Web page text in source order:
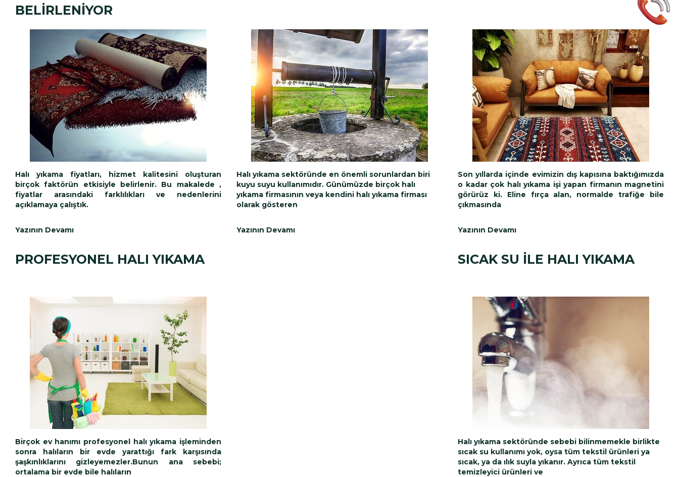
BELİRLENİYOR
Halı yıkama fiyatları, hizmet kalitesini oluşturan
birçok faktörün etkisiyle belirlenir. Bu makalede ,
fiyatlar arasındaki farklılıkları ve nedenlerini
açıklamaya çalıştık.
Yazının Devamı
Halı yıkama sektöründe en önemli sorunlardan biri
kuyu suyu kullanımıdır. Günümüzde birçok halı
yıkama firmasının veya kendini halı yıkama firması
olarak gösteren
Yazının Devamı
Son yıllarda içinde evimizin dış kapısına baktığımızda
o kadar çok halı yıkama işi yapan firmanın magnetini
görürüz ki. Eline fırça alan, normalde trafiğe bile
çıkmasında
Yazının Devamı
PROFESYONEL HALI YIKAMA
Birçok ev hanımı profesyonel halı yıkama işleminden
sonra halıların bir evde yarattığı fark karşısında
şaşkınlıklarını gizleyemezler.Bunun ana sebebi;
ortalama bir evde bile halıların
SICAK SU İLE HALI YIKAMA
Halı yıkama sektöründe sebebi bilinmemekle birlikte
sıcak su kullanımı yok, oysa tüm tekstil ürünleri ya
sıcak, ya da ılık suyla yıkanır. Ayrıca tüm tekstil
temizleyici ürünleri ve